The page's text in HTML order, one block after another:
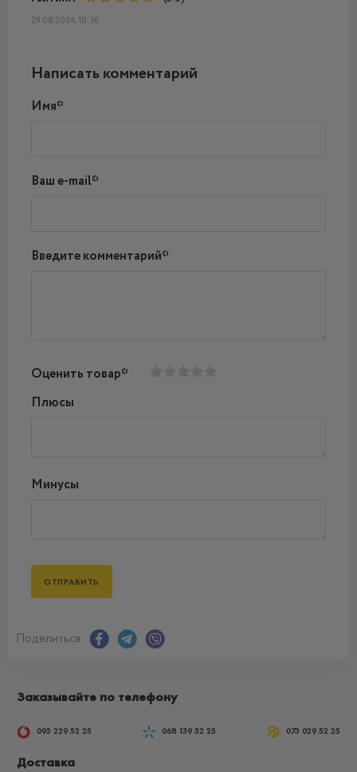
29.08.2024, 10:16
Написать комментарий
Имя*
Ваш e-mail*
Введите комментарий*
Оценить товар*
Плюсы
Минусы
Поделиться:
Заказывайте по телефону
095 229 52 25 068 139 52 25 073 029 52 25
Доставка